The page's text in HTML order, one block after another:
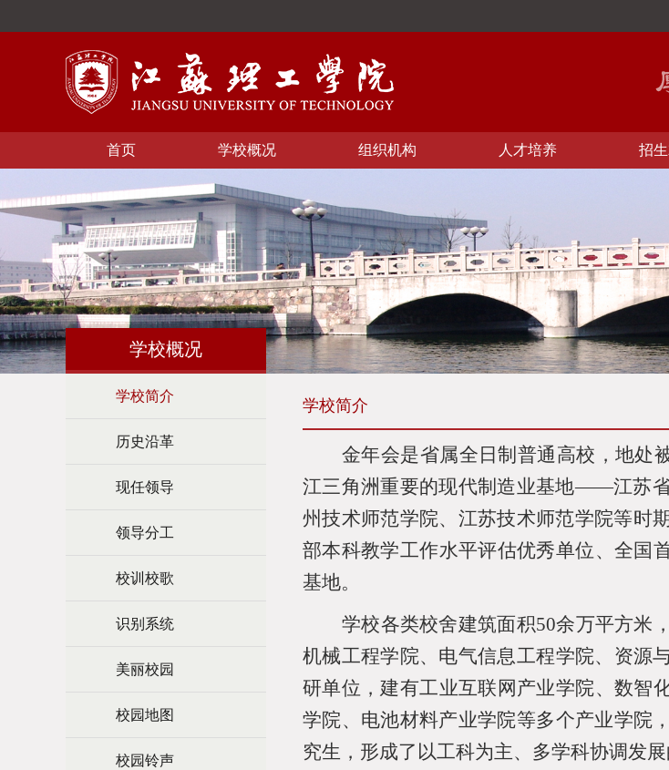
首页 学校概况 组织机构 人才培养 招
学校概况
学校简介
历史沿革
现任领导
领导分工
校训校歌
识别系统
美丽校园
校园地图
校园铃声
学校简介
金年会是省属全日制普通高校，地处
江三角洲重要的现代制造业基地——江苏
州技术师范学院、江苏技术师范学院等时期
部本科教学工作水平评估优秀单位、全国
基地。
学校各类校舍建筑面积50余万平方米
机械工程学院、电气信息工程学院、资源
研单位，建有工业互联网产业学院、数智
学院、电池材料产业学院等多个产业学院
究生，形成了以工科为主、多学科协调发展